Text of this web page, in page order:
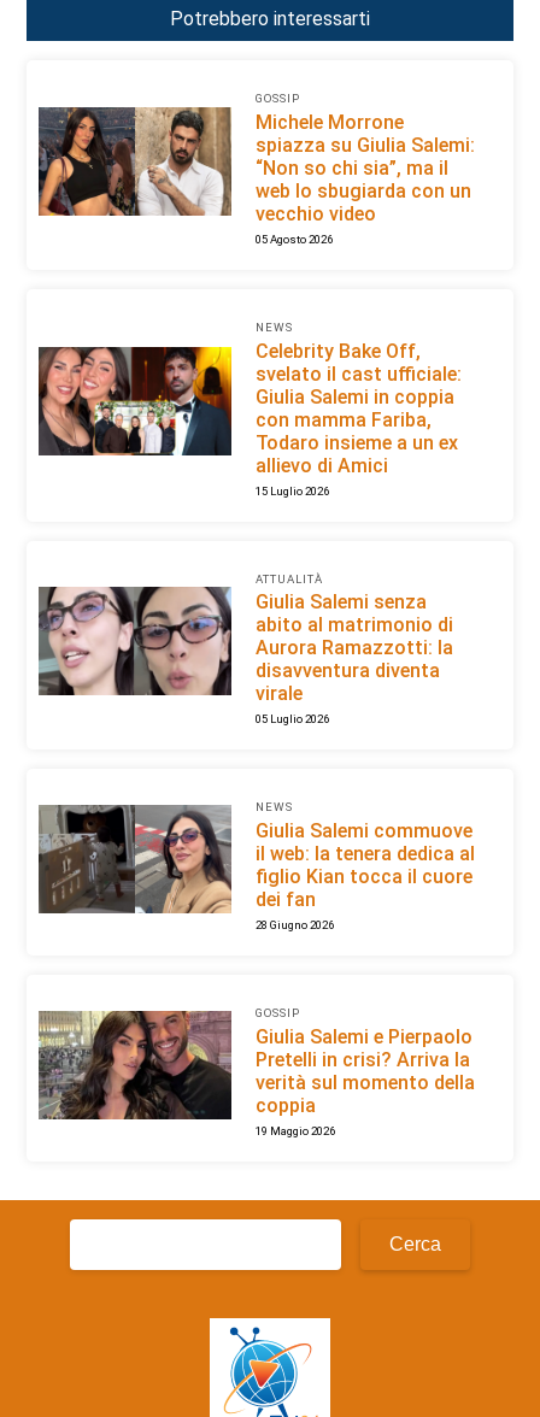
Potrebbero interessarti
GOSSIP
Michele Morrone
spiazza su Giulia Salemi:
“Non so chi sia”, ma il
web lo sbugiarda con un
vecchio video
05 Agosto 2026
NEWS
Celebrity Bake Off,
svelato il cast ufficiale:
Giulia Salemi in coppia
con mamma Fariba,
Todaro insieme a un ex
allievo di Amici
15 Luglio 2026
ATTUALITÀ
Giulia Salemi senza
abito al matrimonio di
Aurora Ramazzotti: la
disavventura diventa
virale
05 Luglio 2026
NEWS
Giulia Salemi commuove
il web: la tenera dedica al
figlio Kian tocca il cuore
dei fan
28 Giugno 2026
GOSSIP
Giulia Salemi e Pierpaolo
Pretelli in crisi? Arriva la
verità sul momento della
coppia
19 Maggio 2026
Ricerca